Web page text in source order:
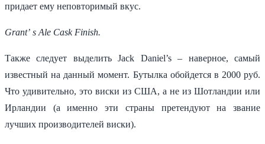
придает ему неповторимый вкус.
Grant’ s Ale Cask Finish.
Также следует выделить Jack Daniel’s – наверное, самый
известный на данный момент. Бутылка обойдется в 2000 руб.
Что удивительно, это виски из США, а не из Шотландии или
Ирландии (а именно эти страны претендуют на звание
лучших производителей виски).